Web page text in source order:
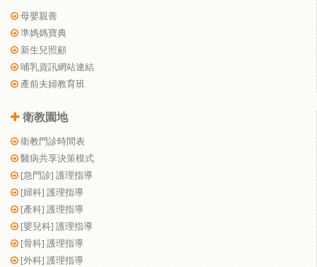
母嬰親善
準媽媽寶典
新生兒照顧
哺乳資訊網站連結
產前夫婦教育班
衛教園地
衛教門診時間表
醫病共享決策模式
[急門診] 護理指導
[婦科] 護理指導
[產科] 護理指導
[嬰兒科] 護理指導
[骨科] 護理指導
[外科] 護理指導